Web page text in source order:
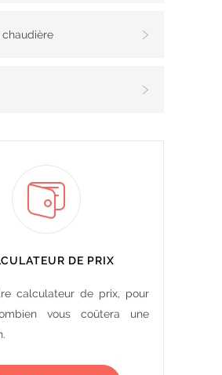
DE PRIX
calculateur de prix, pour
vous coûtera une